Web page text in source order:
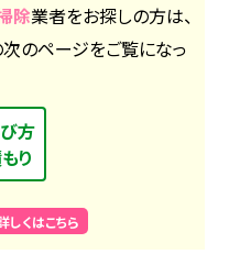
除業者をお探しの方は、
次のページをご覧になっ
方
り
しくはこちら